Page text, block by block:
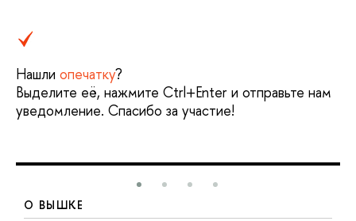
Нашли опечатку?
Выделите её, нажмите Ctrl+Enter и отправьте нам
уведомление. Спасибо за участие!
О ВЫШКЕ